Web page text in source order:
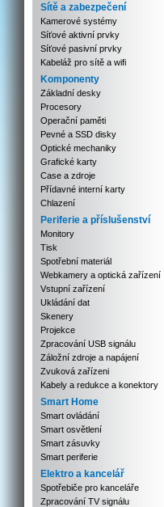
Sítě a zabezpečení
Kamerové systémy
Síťové aktivní prvky
Síťové pasivní prvky
Kabeláž pro sítě a wifi
Komponenty
Základní desky
Procesory
Operační paměti
Pevné a SSD disky
Optické mechaniky
Grafické karty
Case a zdroje
Přídavné interní karty
Chlazení
Periferie a příslušenství
Monitory
Tisk
Spotřební materiál
Webkamery a optická zařízení
Vstupní zařízení
Ukládání dat
Skenery
Projekce
Zpracování USB signálu
Záložní zdroje a napájení
Zvuková zařízeni
Kabely a redukce a konektory
Smart Home
Smart ovládání
Smart osvětlení
Smart zásuvky
Smart periferie
Elektro a kancelář
Spotřebiče pro kanceláře
Zpracování TV signálu